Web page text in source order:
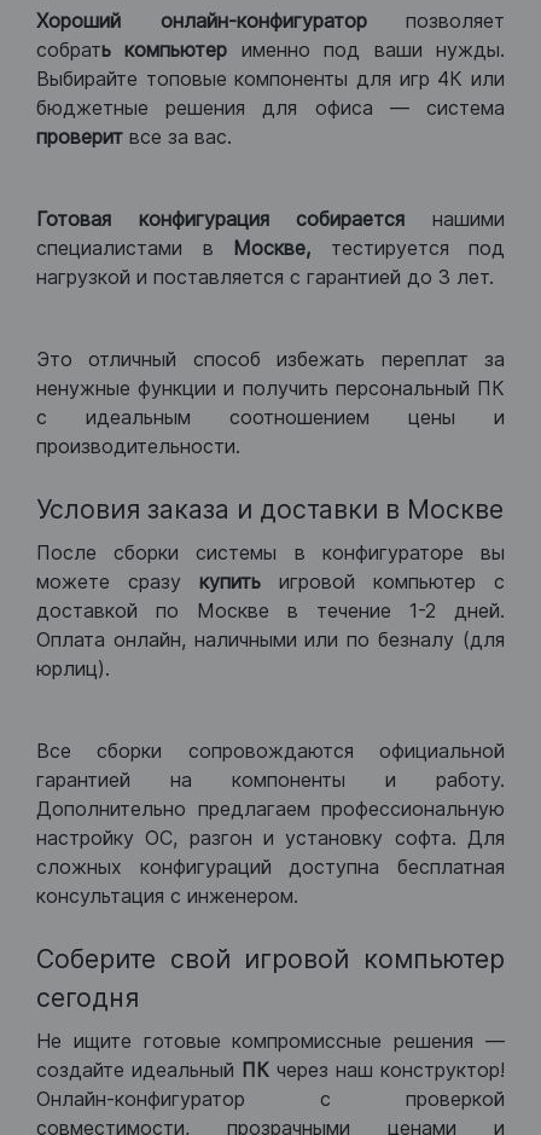
Хороший онлайн-конфигураторпозволяет
собрать компьютер именно под ваши нужды.
Выбирайте топовые компоненты для игр 4К или
бюджетные решения для офиса — система
проверит все за вас.
Готовая конфигурация собираетсянашими
специалистами в Москве, тестируется под
нагрузкой и поставляется с гарантией до 3 лет.
Это отличный способ избежать переплат за
ненужные функции и получить персональный ПК
с идеальным соотношением цены и
производительности.
Условия заказа и доставки в Москве
После сборки системы в конфигураторе вы
можете сразу купить игровой компьютер с
доставкой по Москве в течение 1-2 дней.
Оплата онлайн, наличными или по безналу (для
юрлиц).
Все сборки сопровождаются официальной
гарантией на компоненты и работу.
Дополнительно предлагаем профессиональную
настройку ОС, разгон и установку софта. Для
сложных конфигураций доступна бесплатная
консультация с инженером.
Соберите свой игровой компьютер
сегодня
Не ищите готовые компромиссные решения —
создайте идеальный ПК через наш конструктор!
Онлайн-конфигуратор с проверкой
совместимости, прозрачными ценами и